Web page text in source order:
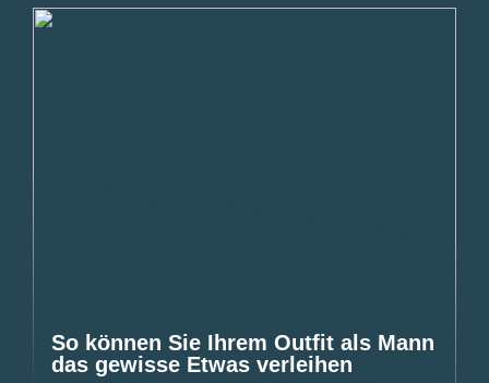
So können Sie Ihrem Outfit als Mann
das gewisse Etwas verleihen